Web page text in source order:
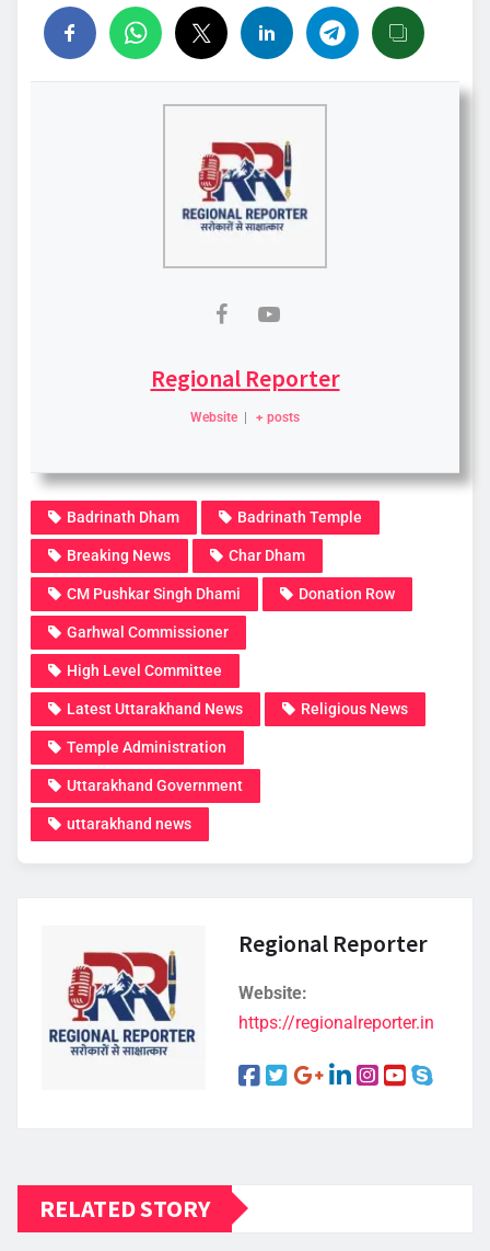
Regional Reporter
Website | + posts
Badrinath Dham Badrinath Temple
Breaking News Char Dham
CM Pushkar Singh Dhami Donation Row
Garhwal Commissioner
High Level Committee
Latest Uttarakhand News Religious News
Temple Administration
Uttarakhand Government
uttarakhand news
Regional Reporter
Website:
https://regionalreporter.in
RELATED STORY